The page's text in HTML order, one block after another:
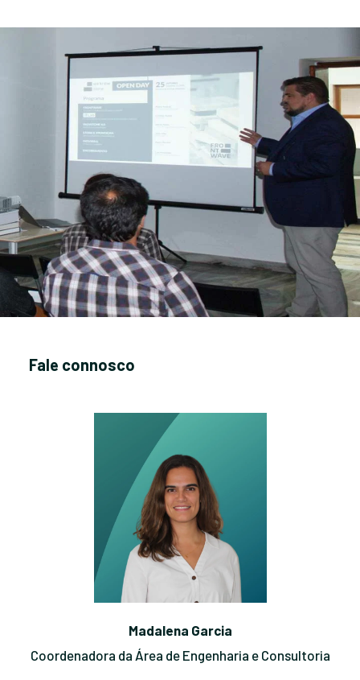
Fale connosco
Madalena Garcia
Coordenadora da Área de Engenharia e Consultoria